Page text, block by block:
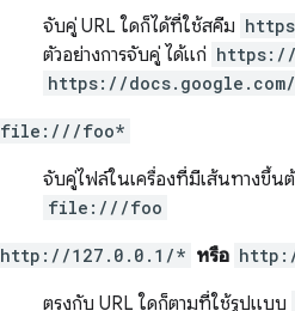
จับคู่ URL ใดก็ได้ที่ใช้สคีม https
ตัวอย่างการจับคู่ ได้แก่ https://
https://
file:///foo*
จับคู่ไฟล์ในเครื่องที่มีเส้นทางขึ้น
file:///foo
http://127.0.0.1/* หรือ
ตรงกับ URL ใดก็ตามที่ใช้รูปแบบ